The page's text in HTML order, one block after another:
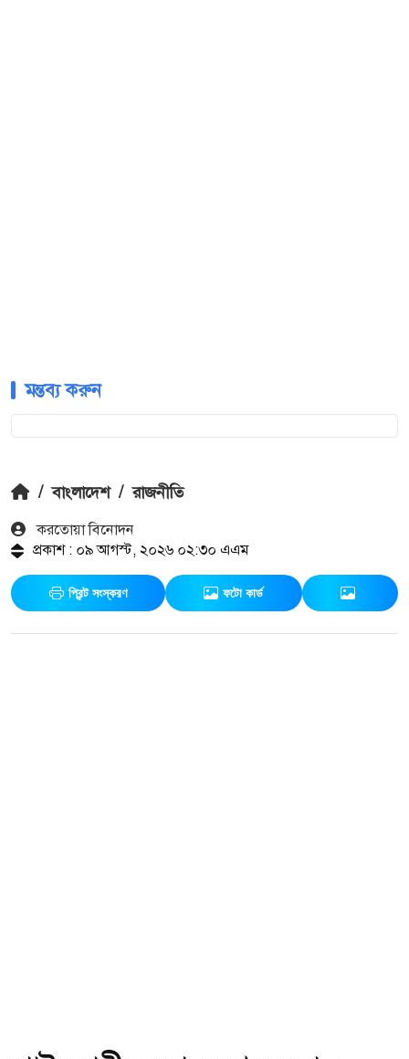
মন্তব্য করুন
/ বাংলাদেশ / রাজনীতি
করতোয়া বিনোদন
প্রকাশ : ০৯ আগস্ট, ২০২৬ ০২:৩০ এএম
প্রিন্ট সংস্করণ ফটো কার্ড